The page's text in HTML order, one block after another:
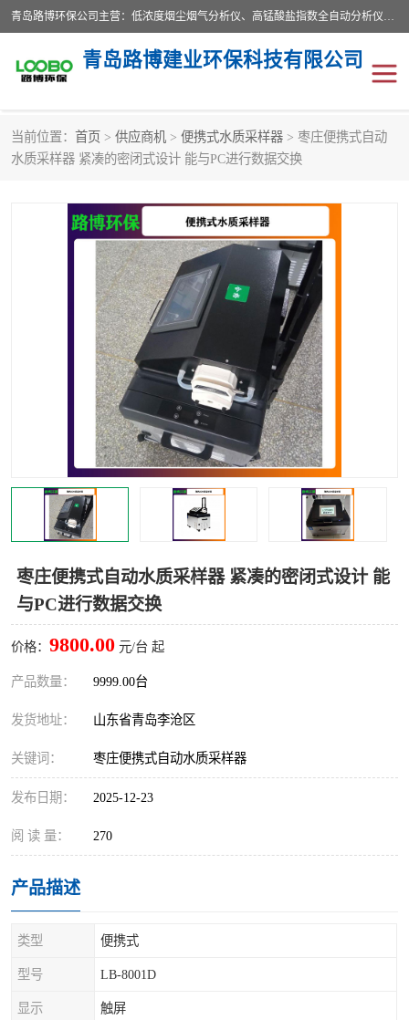
青岛路博环保公司主营：低浓度烟尘烟气分析仪、高锰酸盐指数全自动分析仪、便携式超声波明渠流量计、便携式水质采样器、恒温恒湿称重系统、手持式油烟检测仪等;是一家集环保科研、设计、生产、维护、销售和系统集成为一体的综合性高科技企业。路博人秉承"科学技术是第一生产力的重要理念，倡导环境友好型的生产、生活和消费方式。
青岛路博建业环保科技有限公司
当前位置： 首页 > 供应商机 > 便携式水质采样器 > 枣庄便携式自动
水质采样器 紧凑的密闭式设计 能与PC进行数据交换
枣庄便携式自动水质采样器 紧凑的密闭式设计 能
与PC进行数据交换
价格： 9800.00 元/台 起
产品数量： 9999.00台
发货地址： 山东省青岛李沧区
关键词： 枣庄便携式自动水质采样器
发布日期： 2025-12-23
阅 读 量： 270
产品描述
类型 便携式
型号 LB-8001D
显示 触屏
生物安全柜 气体检测仪
水质检测仪 手持式油烟检测仪
恒温恒湿称重系统 二恶英采集器
实验室仪器 LB-8110降水降尘采样器
便携式水质采样器 LB-7035油气回收
便携式超声波明渠流量计 大气环境采样器
LB-4200高锰酸盐指数仪 LB-62便携式烟气分析仪
烟尘烟气设备 大气采样器
粉尘设备
新宇宙仪器
烟尘净化器